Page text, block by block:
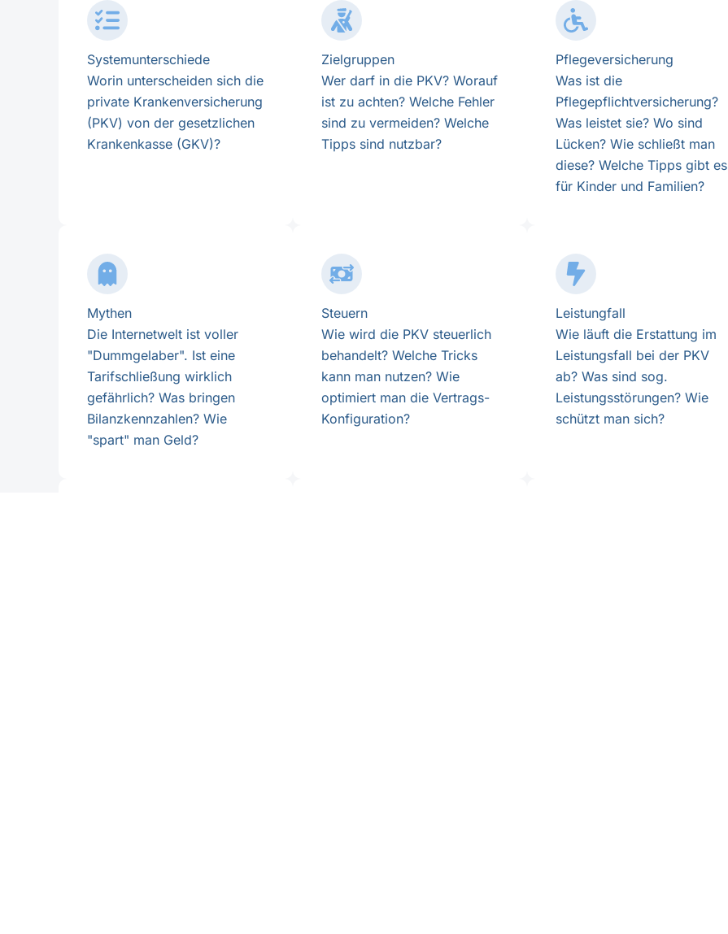
Systemunterschiede
Worin unterscheiden sich die
private Krankenversicherung
(PKV) von der gesetzlichen
Krankenkasse (GKV)?
Zielgruppen
Wer darf in die PKV? Worauf
ist zu achten? Welche Fehler
sind zu vermeiden? Welche
Tipps sind nutzbar?
Pflegeversicherung
Was ist die
Pflegepflichtversicherung?
Was leistet sie? Wo sind
Lücken? Wie schließt man
diese? Welche Tipps gibt es
für Kinder und Familien?
Mythen
Die Internetwelt ist voller
"Dummgelaber". Ist eine
Tarifschließung wirklich
gefährlich? Was bringen
Bilanzkennzahlen? Wie
"spart" man Geld?
Steuern
Wie wird die PKV steuerlich
behandelt? Welche Tricks
kann man nutzen? Wie
optimiert man die Vertrags-
Konfiguration?
Leistungfall
Wie läuft die Erstattung im
Leistungsfall bei der PKV
ab? Was sind sog.
Leistungsstörungen? Wie
schützt man sich?